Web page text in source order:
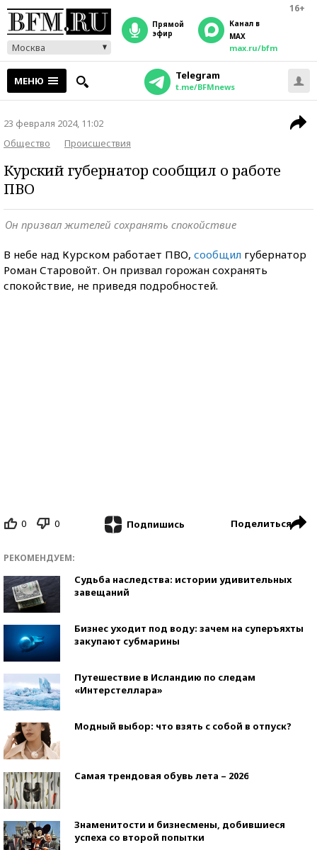
16+
Москва
прямой
эфир
Канал в
MAX
max.ru/bfm
МЕНЮ Telegram
t.me/BFMnews
23 февраля 2024, 11:02
Общество
Происшествия
Курский губернатор сообщил о работе
ПВО
Он призвал жителей сохранять спокойствие
В небе над Курском работает ПВО, сообщил губернатор
Роман Старовойт. Он призвал горожан сохранять
спокойствие, не приведя подробностей.
0 0 Подпишись Поделиться
РЕКОМЕНДУЕМ:
Судьба наследства: истории удивительных
завещаний
Бизнес уходит под воду: зачем на суперъяхты
закупают субмарины
Путешествие в Исландию по следам
«Интерстеллара»
Модный выбор: что взять с собой в отпуск?
Самая трендовая обувь лета – 2026
Знаменитости и бизнесмены, добившиеся
успеха со второй попытки